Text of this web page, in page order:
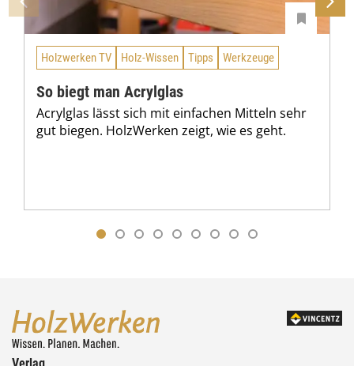
Holzwerken TV Holz-Wissen Tipps Werkzeuge
So biegt man Acrylglas
Acrylglas lässt sich mit einfachen Mitteln sehr
gut biegen. HolzWerken zeigt, wie es geht.